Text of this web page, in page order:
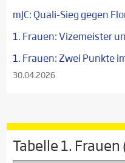
mJC: Quali-Sieg gegen
1. Frauen: Vizemeister
1. Frauen: Zwei Punkte
30.04.2026
Tabelle 1. Frauen